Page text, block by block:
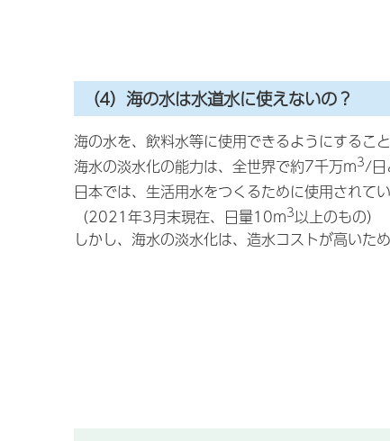
（4）海の水は水道水に使えないの？
海の水を、飲料水等に使用できるようにするこ
海水の淡水化の能力は、全世界で約7千万m3/日
日本では、生活用水をつくるために使用され
（2021年3月末現在、日量10m3以上のもの）
しかし、海水の淡水化は、造水コストが高いた